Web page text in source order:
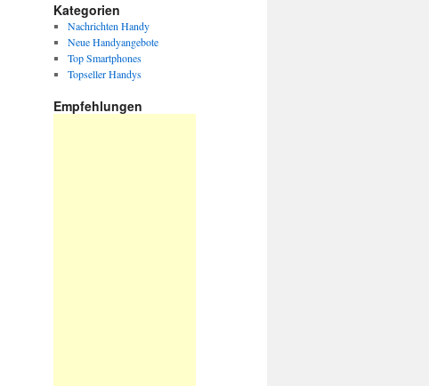
Kategorien
Nachrichten Handy
Neue Handyangebote
Top Smartphones
Topseller Handys
Empfehlungen